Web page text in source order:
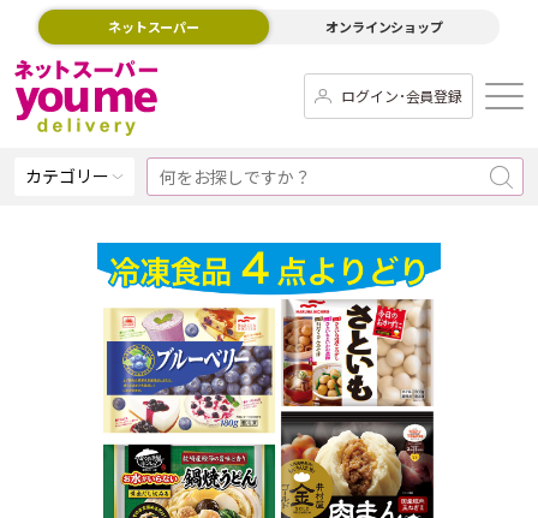
ネットスーパー オンラインショップ
ログイン･会員登録
カテゴリー